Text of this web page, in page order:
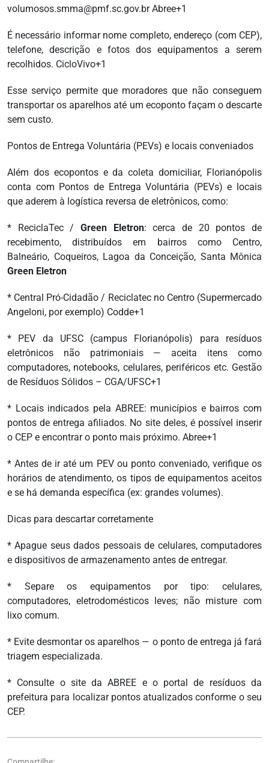
volumosos.smma@pmf.sc.gov.br Abree+1
É necessário informar nome completo, endereço (com CEP),
telefone, descrição e fotos dos equipamentos a serem
recolhidos. CicloVivo+1
Esse serviço permite que moradores que não conseguem
transportar os aparelhos até um ecoponto façam o descarte
sem custo.
Pontos de Entrega Voluntária (PEVs) e locais conveniados
Além dos ecopontos e da coleta domiciliar, Florianópolis
conta com Pontos de Entrega Voluntária (PEVs) e locais
que aderem à logística reversa de eletrônicos, como:
* ReciclaTec / Green Eletron: cerca de 20 pontos de
recebimento, distribuídos em bairros como Centro,
Balneário, Coqueiros, Lagoa da Conceição, Santa Mônica
Green Eletron
* Central Pró-Cidadão / Reciclatec no Centro (Supermercado
Angeloni, por exemplo) Codde+1
* PEV da UFSC (campus Florianópolis) para resíduos
eletrônicos não patrimoniais — aceita itens como
computadores, notebooks, celulares, periféricos etc. Gestão
de Resíduos Sólidos – CGA/UFSC+1
* Locais indicados pela ABREE: municípios e bairros com
pontos de entrega afiliados. No site deles, é possível inserir
o CEP e encontrar o ponto mais próximo. Abree+1
* Antes de ir até um PEV ou ponto conveniado, verifique os
horários de atendimento, os tipos de equipamentos aceitos
e se há demanda específica (ex: grandes volumes).
Dicas para descartar corretamente
* Apague seus dados pessoais de celulares, computadores
e dispositivos de armazenamento antes de entregar.
* Separe os equipamentos por tipo: celulares,
computadores, eletrodomésticos leves; não misture com
lixo comum.
* Evite desmontar os aparelhos — o ponto de entrega já fará
triagem especializada.
* Consulte o site da ABREE e o portal de resíduos da
prefeitura para localizar pontos atualizados conforme o seu
CEP.